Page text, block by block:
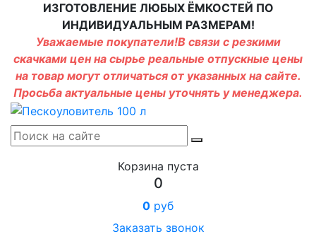
ИЗГОТОВЛЕНИЕ ЛЮБЫХ ЁМКОСТЕЙ ПО
ИНДИВИДУАЛЬНЫМ РАЗМЕРАМ!
Уважаемые покупатели!В связи с резкими
скачками цен на сырье реальные отпускные цены
на товар могут отличаться от указанных на сайте.
Просьба актуальные цены уточнять у менеджера.
Корзина пуста
0
0 руб
Заказать звонок